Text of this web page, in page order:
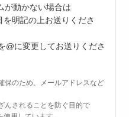
が動かない場合は
明記の上お送りくださ
@に変更してお送りくださ
保のため、メールアドレスなど
んされることを防ぐ目的で